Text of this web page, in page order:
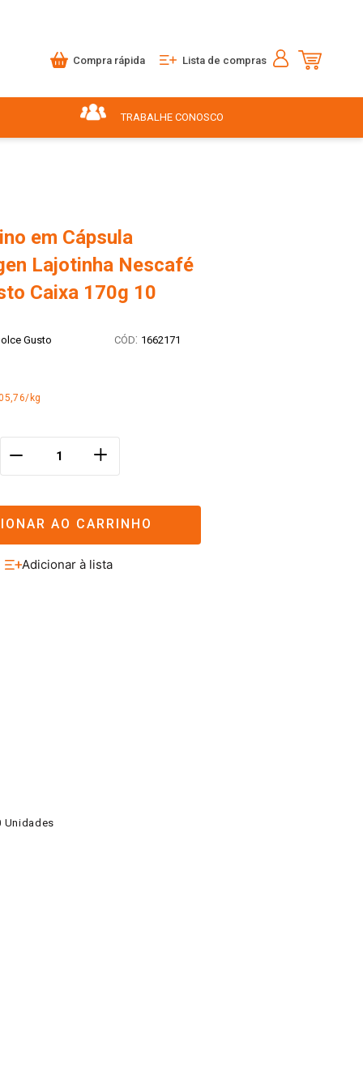
Compra rápida Lista de compras
TRABALHE CONOSCO
em Cápsula
Lajotinha Nescafé
Caixa 170g 10
Gusto : 1662171
kg
＋
AO CARRINHO
Unidades